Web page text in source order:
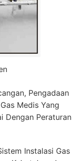
Pengadaan
Medis Yang
Dengan Peraturan
Instalasi Gas